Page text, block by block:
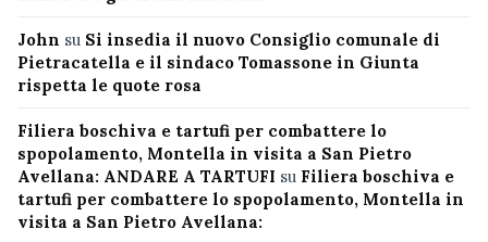
John su Si insedia il nuovo Consiglio comunale di
Pietracatella e il sindaco Tomassone in Giunta
rispetta le quote rosa
Filiera boschiva e tartufi per combattere lo
spopolamento, Montella in visita a San Pietro
Avellana: ANDARE A TARTUFI su Filiera boschiva e
tartufi per combattere lo spopolamento, Montella in
visita a San Pietro Avellana: